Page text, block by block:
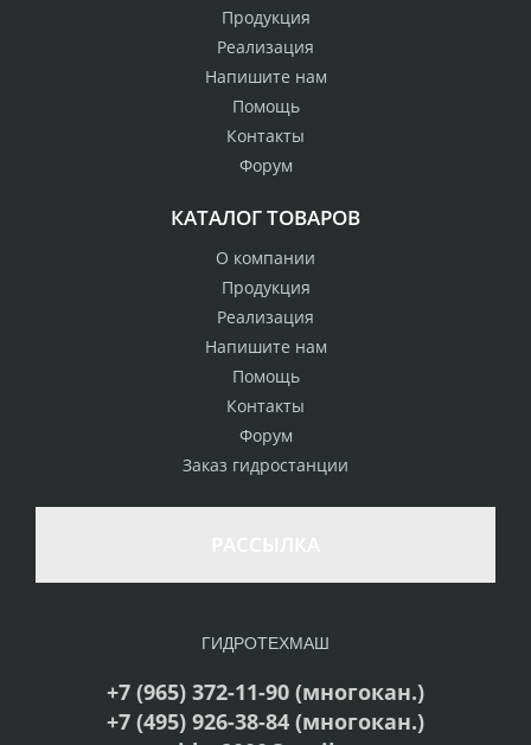
Продукция
Реализация
Напишите нам
Помощь
Контакты
Форум
КАТАЛОГ ТОВАРОВ
О компании
Продукция
Реализация
Напишите нам
Помощь
Контакты
Форум
Заказ гидростанции
ГИДРОТЕХМАШ
+7 (965) 372-11-90 (многокан.)
+7 (495) 926-38-84 (многокан.)